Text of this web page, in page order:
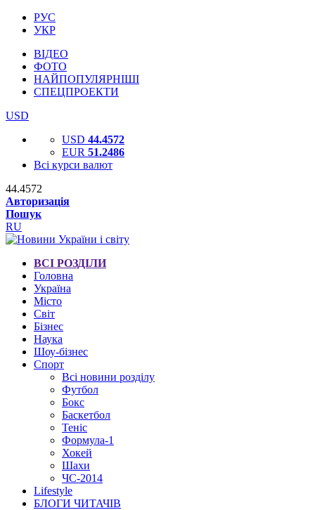
РУС
УКР
ВІДЕО
ФОТО
НАЙПОПУЛЯРНІШІ
СПЕЦПРОЕКТИ
USD
USD 44.4572
EUR 51.2486
Всі курси валют
44.4572
Авторизація
Пошук
RU
ВСІ РОЗДІЛИ
Головна
Україна
Місто
Світ
Бізнес
Наука
Шоу-бізнес
Спорт
Всі новини розділу
Футбол
Бокс
Баскетбол
Теніс
Формула-1
Хокей
Шахи
ЧС-2014
Lifestyle
БЛОГИ ЧИТАЧІВ